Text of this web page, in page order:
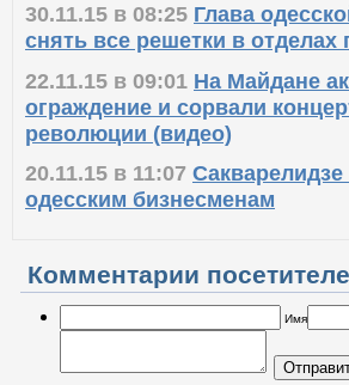
30.11.15 в 08:25 Глава
снять все решетки в отделах
22.11.15 в 09:01 На Майдане
ограждение и сорвали
революции (видео)
20.11.15 в 11:07
одесским бизнесменам
Комментарии
Имя